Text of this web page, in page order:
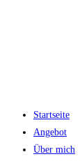
Startseite
Angebot
Über mich